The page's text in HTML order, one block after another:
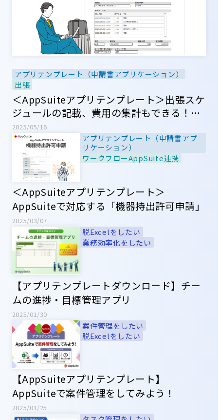
アプリテンプレート（申請書アプリケーション）
出張
＜AppSuiteアプリテンプレート＞出張スケ
ジュールの記載、費用の集計もできる！
「出張許可申請」
2025/05/16
アプリテンプレート（申請書アプ
リケーション）
ワークフローAppSuite連携
＜AppSuiteアプリテンプレート＞
AppSuiteで対応する「機器持出許可申請」
2025/03/07
脱Excelをしたい
業務効率化をしたい
【アプリテンプレートダウンロード】チー
ムの進捗・目標管理アプリ
2025/01/30
案件管理をしたい
脱Excelをしたい
【AppSuiteアプリテンプレート】
AppSuiteで案件管理をしてみよう！
2025/01/25